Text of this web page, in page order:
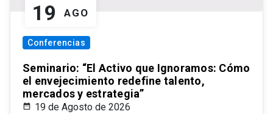
19 AGO
Conferencias
Seminario: “El Activo que Ignoramos: Cómo
el envejecimiento redefine talento,
mercados y estrategia”
19 de Agosto de 2026